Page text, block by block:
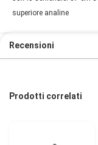
superiore analine
Recensioni
Prodotti correlati